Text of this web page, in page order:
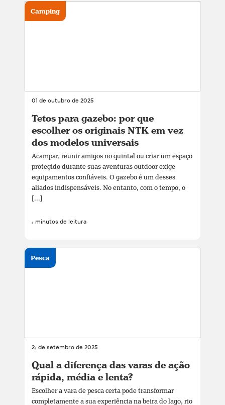
01 de outubro de 2025
Tetos para gazebo: por que
escolher os originais NTK em vez
dos modelos universais
Acampar, reunir amigos no quintal ou criar um espaço
protegido durante suas aventuras outdoor exige
equipamentos confiáveis. O gazebo é um desses
aliados indispensáveis. No entanto, com o tempo, o
[...]
4 minutos de leitura
Camping
24 de setembro de 2025
Qual a diferença das varas de ação
rápida, média e lenta?
Escolher a vara de pesca certa pode transformar
completamente a sua experiência na beira do lago, rio
Pesca